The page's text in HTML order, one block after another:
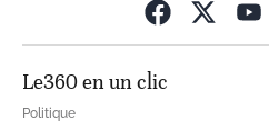
Le360 en un clic
Politique